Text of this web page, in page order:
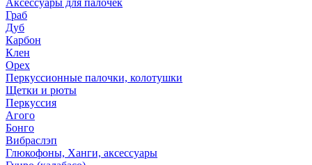
Аксессуары для палочек
Граб
Дуб
Карбон
Клен
Орех
Перкуссионные палочки, колотушки
Щетки и рюты
Перкуссия
Агого
Бонго
Вибраслэп
Глюкофоны, Ханги, аксессуары